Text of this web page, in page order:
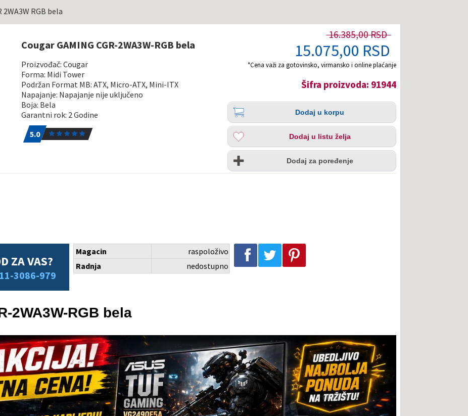
2WA3W RGB bela
Cougar GAMING CGR-2WA3W-RGB bela
Proizvođač: Cougar
Forma: Midi Tower
Podržan Format MB: ATX, Micro-ATX, Mini-ITX
Napajanje: Napajanje nije uključeno
Boja: Bela
Garantni rok: 2 Godine
5.01
5.0
16.385,00 RSD
15.075,00 RSD
*Cena važi za gotovinsko, virmansko i online plaćanje
Šifra proizvoda: 91944
Količina
Dodaj
korpu
Dodaj u korpu
Dodaj
listu
želja
Dodaj u listu želja
Uporedi
Dodaj za poređenje
ZA VAS?
3086-979
Magacin
raspoloživo
Radnja
nedostupno
Podeli na Facebook-u Podeli na Twitter-u Podeli na Pinterest-u
2WA3W-RGB bela